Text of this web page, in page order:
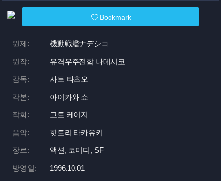
Bookmark
원제: 機動戦艦ナデシコ
원작: 유격우주전함 나데시코
감독: 사토 타츠오
각본: 아이카와 쇼
작화: 고토 케이지
음악: 핫토리 타카유키
장르: 액션, 코미디, SF
방영일: 1996.10.01